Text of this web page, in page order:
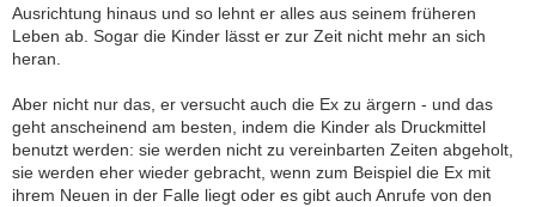
Ausrichtung hinaus und so lehnt er alles aus seinem früheren
Leben ab. Sogar die Kinder lässt er zur Zeit nicht mehr an sich
heran.
Aber nicht nur das, er versucht auch die Ex zu ärgern - und das
geht anscheinend am besten, indem die Kinder als Druckmittel
benutzt werden: sie werden nicht zu vereinbarten Zeiten abgeholt,
sie werden eher wieder gebracht, wenn zum Beispiel die Ex mit
ihrem Neuen in der Falle liegt oder es gibt auch Anrufe von den